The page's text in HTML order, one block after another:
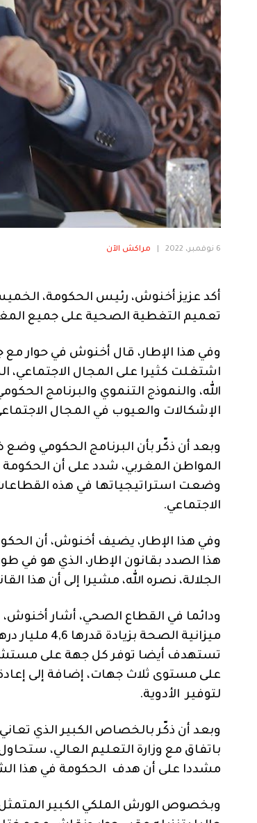
6 نوفمبر، 2022 مراكش الآن
أكد عزيز أخنوش، رئيس الحكومة،
تعميم التغطية الصحية على جميع
وفي هذا الإطار، قال أخنوش في حوار مع
اشتغلت كثيرا على المجال
الله، والنموذج التنموي والبرنامج
الإشكالات والعيوب في المجال
وبعد أن ذكّر بأن البرنامج الحكومي
المواطن المغربي، شدد على أن
وضعت استراتيجياتها في هذه القطاعات
الاجتماعي.
وفي هذا الإطار، يضيف أخنوش، أن
هذا الصدد بقانون الإطار، الذي هو في
الجلالة، نصره الله، مشيرا إلى أن هذا
ميزانية
تستهدف أيضا توفر كل جهة على
على مستوى ثلاث جهات، إضافة إلى
لتوفير الأدوية.
وبعد أن ذكّر بالخصاص الكبير الذي
باتفاق مع وزارة التعليم العالي،
مشددا على أن هدف الحكومة في هذا
وبخصوص الورش الملكي الكبير